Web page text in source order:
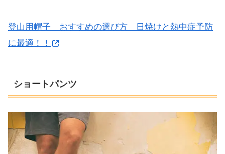
登山用帽子 おすすめの選び方 日焼けと熱中症予防
に最適！！
ショートパンツ